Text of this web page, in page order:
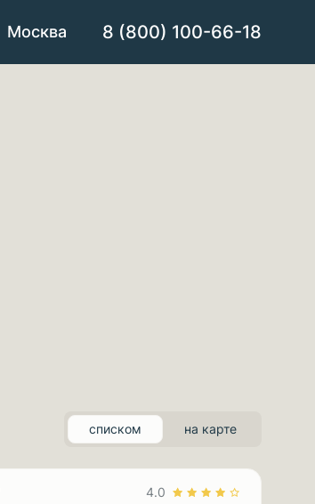
Москва 8 (800) 100-66-18
списком на карте
4.0